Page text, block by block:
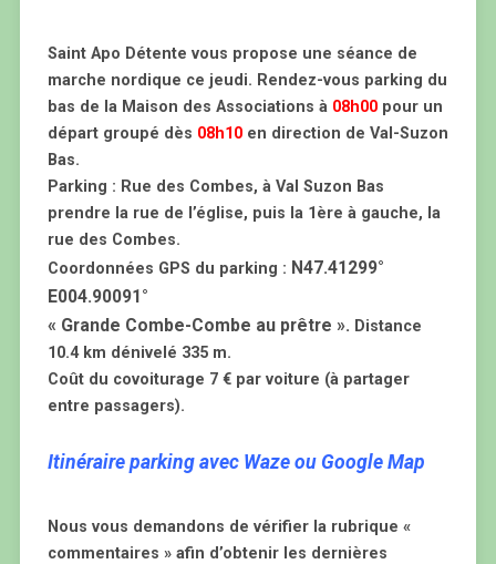
Saint Apo Détente vous propose une séance de
marche nordique ce jeudi. Rendez-vous parking du
bas de la Maison des Associations à 08h00pour un
départ groupé dès 08h10en direction de Val-Suzon
Bas.
Parking : Rue des Combes, à Val Suzon Bas
prendre la rue de l’église, puis la 1ère à gauche, la
rue des Combes.
Coordonnées GPS du parking : N47.41299°
E004.90091°
« Grande Combe-Combe au prêtre ». Distance
10.4 km dénivelé 335 m.
Coût du covoiturage 7 € par voiture (à partager
entre passagers).
Itinéraire parking avec Waze ou Google Map
Nous vous demandons de vérifier la rubrique «
commentaires » afin d’obtenir les dernières